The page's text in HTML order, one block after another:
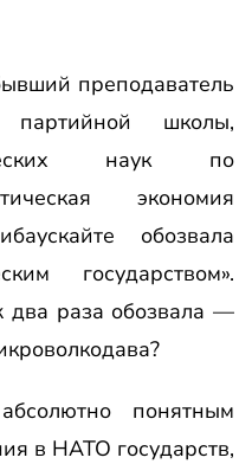
преподаватель
школы,
наук по
экономия
обозвала
государством».
раза обозвала —
понятным
в НАТО государств,